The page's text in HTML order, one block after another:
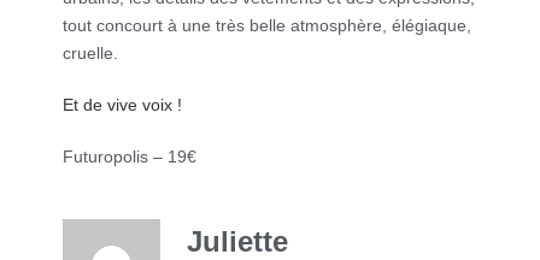
tout concourt à une très belle atmosphère, élégiaque,
cruelle.
Et de vive voix !
Futuropolis – 19€
Juliette